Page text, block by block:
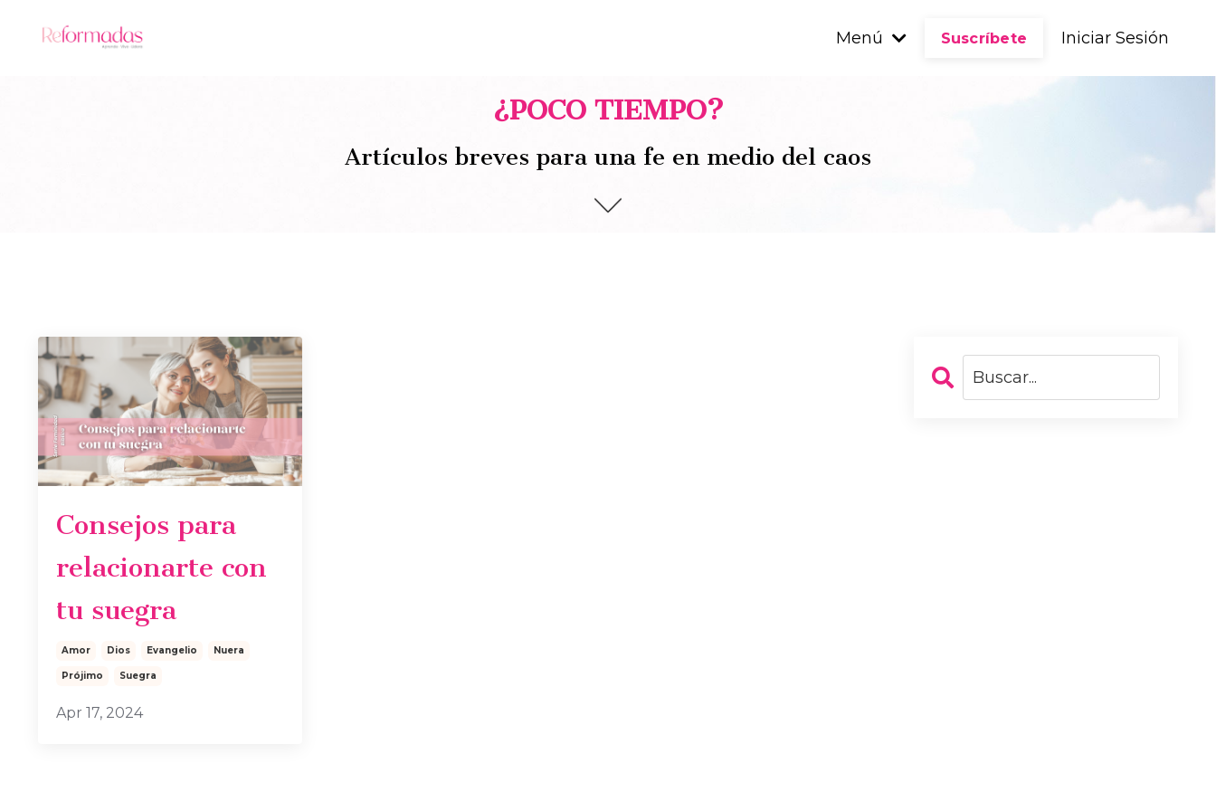
Menú Suscríbete Iniciar Sesión
¿POCO TIEMPO?
Artículos breves para una fe en medio del caos
Consejos para
relacionarte con
tu suegra
Amor Dios Evangelio Nuera
Prójimo Suegra
Apr 17, 2024